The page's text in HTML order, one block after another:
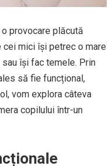
provocare plăcută
cei mici își petrec o mare
își fac temele. Prin
să fie funcțional,
vom explora câteva
copilului într-un